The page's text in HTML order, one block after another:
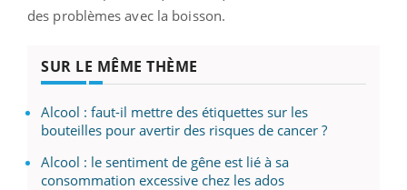
des problèmes avec la boisson.
SUR LE MÊME THÈME
Alcool : faut-il mettre des étiquettes sur les
bouteilles pour avertir des risques de cancer ?
Alcool : le sentiment de gêne est lié à sa
consommation excessive chez les ados